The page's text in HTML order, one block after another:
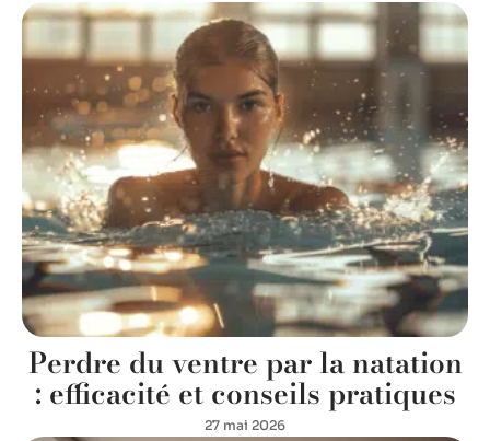
Perdre du ventre par la natation
: efficacité et conseils pratiques
27 mai 2026